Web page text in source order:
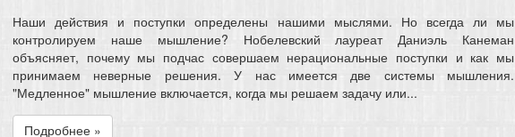
Наши действия и поступки определены нашими мыслями. Но всегда ли мы
контролируем наше мышление? Нобелевский лауреат Даниэль Канеман
объясняет, почему мы подчас совершаем нерациональные поступки и как мы
принимаем неверные решения. У нас имеется две системы мышления.
"Медленное" мышление включается, когда мы решаем задачу или...
Подробнее »